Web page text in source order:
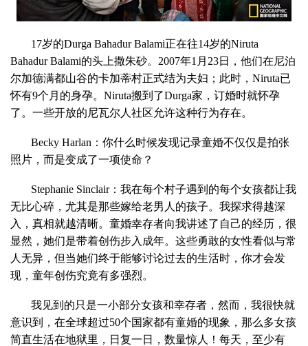
17岁的Durga Bahadur Balami正在往14岁的Niruta
Bahadur Balami的头上撒朱砂。2007年1月23日，他们在尼泊
尔加德满都山谷的卡加蒂村正式结为夫妇；此时，Niruta已
怀有9个月的身孕。Niruta搬到了Durga家，订婚时就怀孕
了。一些开放的尼瓦尔人社区允许这种行为存在。
Becky Harlan：你什么时候发现记录童婚不仅仅是拍张
照片，而是变成了一项使命？
Stephanie Sinclair：我在每个村子遇到的每个女孩都让我
无比心碎，尤其是那些嫁给老男人的孩子。我探求得越深
入，真相就越清晰。童婚幸存者向我讲述了自己的经历，很
显然，她们是带着创伤步入成年。这些勇敢的女性看似与常
人无异，但当她们终于能够讨论过去的生活时，你才会发
现，童年创伤究竟有多强烈。
我见到的只是一小部分女孩和幸存者，然而，我很快就
意识到，在全球超过50个国家都有童婚的现象，那么多女孩
简直生活在地狱里，日复一日，数量惊人！每天，至少有